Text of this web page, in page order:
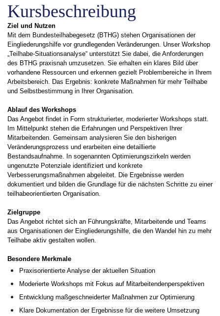
Kursbeschreibung
Ziel und Nutzen
Mit dem Bundesteilhabegesetz (BTHG) stehen Organisationen der
Eingliederungshilfe vor grundlegenden Veränderungen. Unser Workshop
„Teilhabe-Situationsanalyse“ unterstützt Sie dabei, die Anforderungen
des BTHG praxisnah umzusetzen. Sie erhalten ein klares Bild über
vorhandene Ressourcen und erkennen gezielt Problembereiche in Ihrem
Arbeitsbereich. Das Ergebnis: konkrete Maßnahmen für mehr Teilhabe
und Selbstbestimmung in Ihrer Organisation.
Ablauf des Workshops
Das Angebot findet in Form strukturierter, moderierter Workshops statt.
Im Mittelpunkt stehen die Erfahrungen und Perspektiven Ihrer
Mitarbeitenden. Gemeinsam analysieren Sie den bisherigen
Veränderungsprozess und erarbeiten eine detaillierte
Bestandsaufnahme. In sogenannten Optimierungszirkeln werden
ungenutzte Potenziale identifiziert und konkrete
Verbesserungsmaßnahmen abgeleitet. Die Ergebnisse werden
dokumentiert und bilden die Grundlage für die nächsten Schritte zu einer
teilhabeorientierten Organisation.
Zielgruppe
Das Angebot richtet sich an Führungskräfte, Mitarbeitende und Teams
aus Organisationen der Eingliederungshilfe, die den Wandel hin zu mehr
Teilhabe aktiv gestalten wollen.
Besondere Merkmale
Praxisorientierte Analyse der aktuellen Situation
Moderierte Workshops mit Fokus auf Mitarbeitendenperspektiven
Entwicklung maßgeschneiderter Maßnahmen zur Optimierung
Klare Dokumentation der Ergebnisse für die weitere Umsetzung